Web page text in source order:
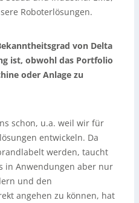
Roboterlösungen.
von Delta
ist, obwohl das Portfolio
oder Anlage zu
schon, u.a. weil wir für
entwickeln. Da
werden, taucht
in Anwendungen aber nur
und den
angehen zu können, hat